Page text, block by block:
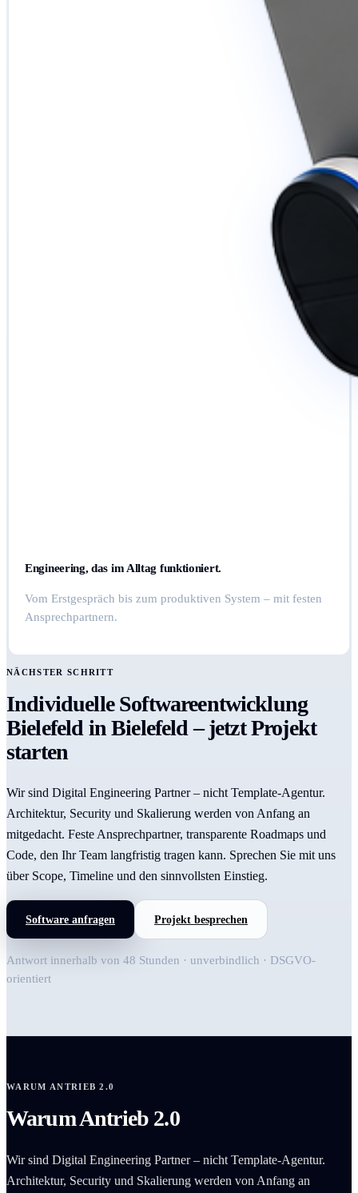
Engineering, das im Alltag funktioniert.
Vom Erstgespräch bis zum produktiven System – mit festen
Ansprechpartnern.
NÄCHSTER SCHRITT
Individuelle Softwareentwicklung
Bielefeld in Bielefeld – jetzt Projekt
starten
Wir sind Digital Engineering Partner – nicht Template-Agentur.
Architektur, Security und Skalierung werden von Anfang an
mitgedacht. Feste Ansprechpartner, transparente Roadmaps und
Code, den Ihr Team langfristig tragen kann. Sprechen Sie mit uns
über Scope, Timeline und den sinnvollsten Einstieg.
Software anfragen Projekt besprechen
Antwort innerhalb von 48 Stunden · unverbindlich · DSGVO-
orientiert
WARUM ANTRIEB 2.0
Warum Antrieb 2.0
Wir sind Digital Engineering Partner – nicht Template-Agentur.
Architektur, Security und Skalierung werden von Anfang an